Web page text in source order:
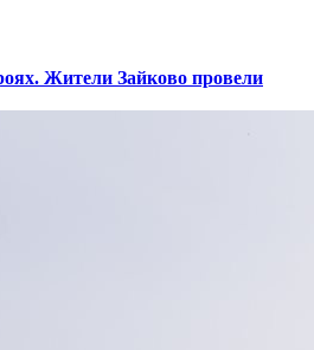
Жители Зайково провели